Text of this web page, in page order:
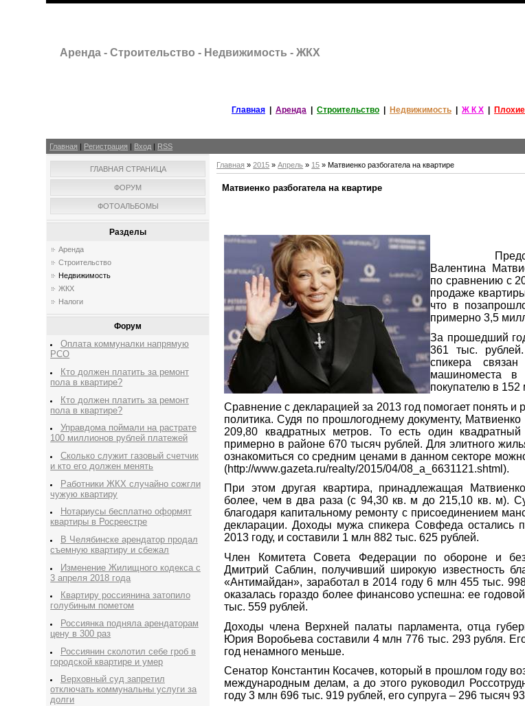
Аренда - Строительство - Недвижимость - ЖКХ
Главная Аренда Строительство Недвижимость Ж К Х
Главная Регистрация Вход RSS
ГЛАВНАЯ СТРАНИЦА
ФОРУМ
ФОТОАЛЬБОМЫ
Разделы
Аренда
Строительство
Недвижимость
ЖКХ
Налоги
Форум
Оплата коммуналки напрямую
РСО
Кто должен платить за ремонт
пола в квартире?
Кто должен платить за ремонт
пола в квартире?
Управдома поймали на растрате
100 миллионов рублей платежей
Сколько служит газовый счетчик
и кто его должен менять
Работники ЖКХ случайно сожгли
чужую квартиру
Нотариусы бесплатно оформят
квартиры в Росреестре
В Челябинске арендатор продал
съемную квартиру и сбежал
Изменение Жилищного кодекса с
3 апреля 2018 года
Квартиру россиянина затопило
голубиным пометом
Россиянка подняла арендаторам
цену в 300 раз
Россиянин сколотил себе гроб в
городской квартире и умер
Верховный суд запретил
отключать коммунальны услуги за
долги
Главная »2015 » Апрель » 15 » Матвиенко разбогатела на квартире
Матвиенко разбогатела на квартире
Валентина
по сравнению с
продаже
что в
примерно 3,5
За прошедший
361 тыс.
спикера
машиноместа в
покупателю в 152
Сравнение с декларацией за 2013 год помогает понять
политика. Судя по прошлогоднему документу,
209,80 квадратных метров. То есть один
примерно в районе 670 тысяч рублей. Для элитного
ознакомиться со средним ценами в данном секторе
(http://www.gazeta.ru/realty/2015/04/08_a_6631121.shtml).
При этом другая квартира, принадлежащая
более, чем в два раза (с 94,30 кв. м до 215,10 кв. м).
благодаря капитальному ремонту с присоединением
декларации. Доходы мужа спикера Совфеда остались
2013 году, и составили 1 млн 882 тыс. 625 рублей.
Член Комитета Совета Федерации по обороне и
Дмитрий Саблин, получивший широкую известность
«Антимайдан», заработал в 2014 году 6 млн 455 тыс.
оказалась гораздо более финансово успешна: ее
тыс. 559 рублей.
Доходы члена Верхней палаты парламента, отца
Юрия Воробьева составили 4 млн 776 тыс. 293 рубля.
год ненамного меньше.
Сенатор Константин Косачев, который в прошлом году
международным делам, а до этого руководил
году 3 млн 696 тыс. 919 рублей, его супруга – 296 тысяч